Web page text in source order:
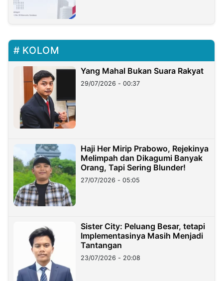
KOLOM
Yang Mahal Bukan Suara Rakyat
29/07/2026 - 00:37
Haji Her Mirip Prabowo, Rejekinya
Melimpah dan Dikagumi Banyak
Orang, Tapi Sering Blunder!
27/07/2026 - 05:05
Sister City: Peluang Besar, tetapi
Implementasinya Masih Menjadi
Tantangan
23/07/2026 - 20:08